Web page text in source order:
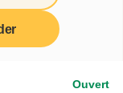
Ouvert